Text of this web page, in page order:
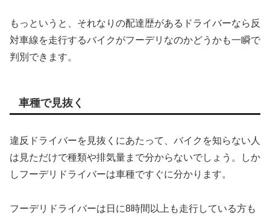
もっというと、それなりの配達歴があるドライバーなら反
対車線を走行するバイクがフーデリなのかどうかも一瞬で
判別できます。
車種で見抜く
違反ドライバーを見抜くにあたって、バイクを知らない人
は見ただけで種類や排気量まで分からないでしょう。しか
しフーデリドライバーは車種ですぐに分かります。
フーデリドライバーは日に8時間以上も走行している方も